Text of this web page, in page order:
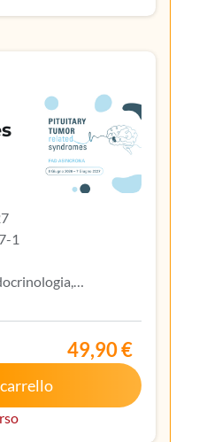
1
pediatrico,
esaurimento,
Medicina
Pediatria (Pediatri di
di radiologia medica
49,90 €